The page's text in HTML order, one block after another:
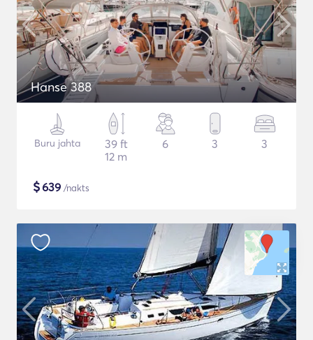
Hanse 388
Buru jahta
39 ft
12 m
6 3 3
$639 /nakts